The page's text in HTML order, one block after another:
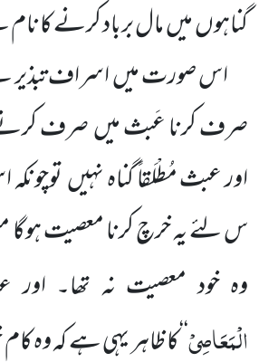
گناہوںمیںمال برباد کرنے کا
اس صورت میںاسراف تبذیر
صرف کرنا عَبث میںصرف
اور عبث مُطْلَقاً گناہ نہیں
س لئے یہ خرچ کرنا معصیت ہوگا
وہ خود معصیت نہ تھا۔ اور
الْمَعَاصِیْ‘‘کا ظاہر یہی ہے کہ وہ